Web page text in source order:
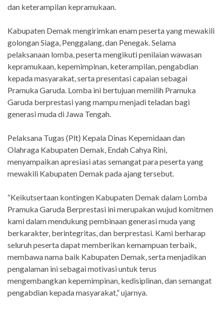
dan keterampilan kepramukaan.
Kabupaten Demak mengirimkan enam peserta yang mewakili
golongan Siaga, Penggalang, dan Penegak. Selama
pelaksanaan lomba, peserta mengikuti penilaian wawasan
kepramukaan, kepemimpinan, keterampilan, pengabdian
kepada masyarakat, serta presentasi capaian sebagai
Pramuka Garuda. Lomba ini bertujuan memilih Pramuka
Garuda berprestasi yang mampu menjadi teladan bagi
generasi muda di Jawa Tengah.
Pelaksana Tugas (Plt) Kepala Dinas Kepemidaan dan
Olahraga Kabupaten Demak, Endah Cahya Rini,
menyampaikan apresiasi atas semangat para peserta yang
mewakili Kabupaten Demak pada ajang tersebut.
“Keikutsertaan kontingen Kabupaten Demak dalam Lomba
Pramuka Garuda Berprestasi ini merupakan wujud komitmen
kami dalam mendukung pembinaan generasi muda yang
berkarakter, berintegritas, dan berprestasi. Kami berharap
seluruh peserta dapat memberikan kemampuan terbaik,
membawa nama baik Kabupaten Demak, serta menjadikan
pengalaman ini sebagai motivasi untuk terus
mengembangkan kepemimpinan, kedisiplinan, dan semangat
pengabdian kepada masyarakat,” ujarnya.